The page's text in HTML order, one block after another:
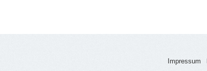
Impressum